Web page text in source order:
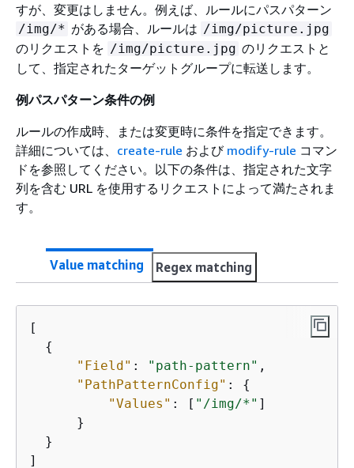
すが、変更はしません。例えば、ルールにパスパターン
/img/* がある場合、ルールは /img/picture.jpg
のリクエストを /img/picture.jpg のリクエストと
して、指定されたターゲットグループに転送します。
例パスパターン条件の例
ルールの作成時、または変更時に条件を指定できます。
詳細については、 create-rule および modify-rule コマン
ドを参照してください。以下の条件は、指定された文字
列を含む URL を使用するリクエストによって満たされま
す。
Value matching Regex matching
[
{
"Field" : "path-pattern" ,
"PathPatternConfig" : {
"Values" : [ "/img/*" ]
      }
  }
]